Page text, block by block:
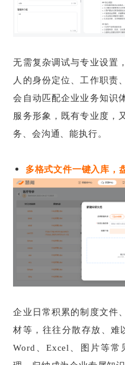
无需复杂调试与专业设置
人的身份定位、工作职责
会自动匹配企业业务知识
服务形象，既有专业度，
务、会沟通、能执行。
多格式文件一键入库，
企业日常积累的制度文件
材等，往往分散存放、难
Word、Excel、图片等